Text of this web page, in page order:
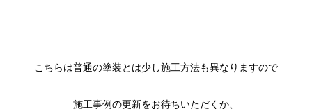
こちらは普通の塗装とは少し施工方法も異なりますので
施工事例の更新をお待ちいただくか、